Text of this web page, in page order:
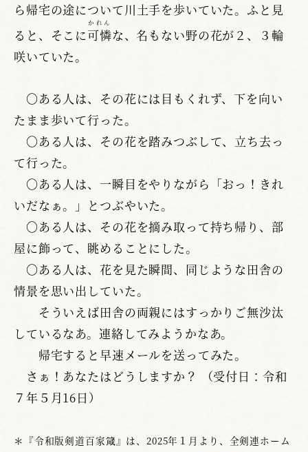
ら帰宅の途について川土手を歩いていた。ふと見
ると、そこに可憐
かれん
な、名もない野の花が２、３輪
咲いていた。
〇ある人は、その花には目もくれず、下を向い
たまま歩いて行った。
〇ある人は、その花を踏みつぶして、立ち去っ
て行った。
〇ある人は、一瞬目をやりながら「おっ！きれ
いだなぁ。」とつぶやいた。
〇ある人は、その花を摘み取って持ち帰り、部
屋に飾って、眺めることにした。
〇ある人は、花を見た瞬間、同じような田舎の
情景を思い出していた。
そういえば田舎の両親にはすっかりご無沙汰
しているなあ。連絡してみようかなあ。
帰宅すると早速メールを送ってみた。
さぁ！あなたはどうしますか？ （受付日：令和
７年５月16日）
＊『令和版剣道百家箴』は、2025年１月より、全剣連ホーム